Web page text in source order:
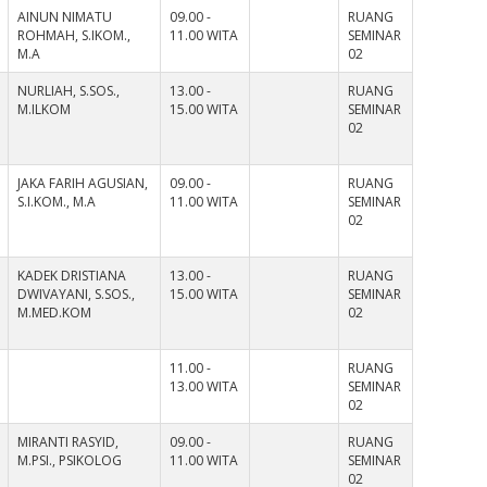
AINUN NIMATU
ROHMAH, S.IKOM.,
M.A
09.00 -
11.00 WITA
RUANG
SEMINAR
02
NURLIAH, S.SOS.,
M.ILKOM
13.00 -
15.00 WITA
RUANG
SEMINAR
02
JAKA FARIH AGUSIAN,
S.I.KOM., M.A
09.00 -
11.00 WITA
RUANG
SEMINAR
02
KADEK DRISTIANA
DWIVAYANI, S.SOS.,
M.MED.KOM
13.00 -
15.00 WITA
RUANG
SEMINAR
02
11.00 -
13.00 WITA
RUANG
SEMINAR
02
MIRANTI RASYID,
M.PSI., PSIKOLOG
09.00 -
11.00 WITA
RUANG
SEMINAR
02